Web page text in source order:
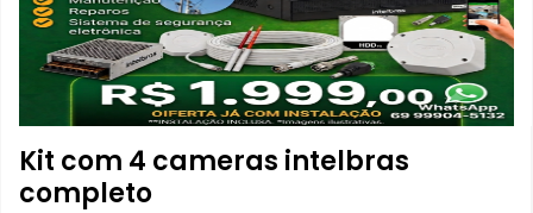
Kit com 4 cameras intelbras
completo